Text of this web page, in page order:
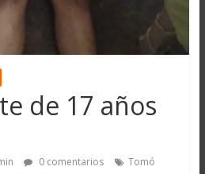
de 17 años
0 comentarios
Tomó